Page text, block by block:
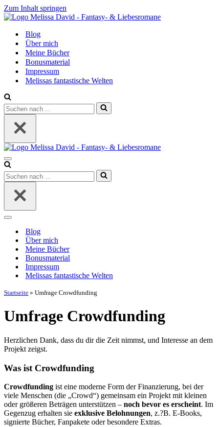
Zum Inhalt springen
Blog
Über mich
Meine Bücher
Bonusmaterial
Impressum
Melissas fantastische Welten
Suchen
nach …
Navigationsmenü
Suchen
nach …
Navigationsmenü
Blog
Über mich
Meine Bücher
Bonusmaterial
Impressum
Melissas fantastische Welten
Startseite » Umfrage Crowdfunding
Umfrage Crowdfunding
Herzlichen Dank, dass du dir die Zeit nimmst, und Interesse an dem
Projekt zeigst.
Was ist Crowdfunding
Crowdfunding ist eine moderne Form der Finanzierung, bei der
viele Menschen (die „Crowd“) gemeinsam ein Projekt mit kleinen
oder größeren Beträgen unterstützen – noch bevor es erscheint. Im
Gegenzug erhalten sie exklusive Belohnungen, z.?B. E-Books,
signierte Bücher, Fanpakete oder besondere Extras.